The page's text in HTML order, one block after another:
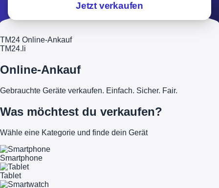
Jetzt verkaufen
TM24 Online-Ankauf
TM24.li
Online-Ankauf
Gebrauchte Geräte verkaufen. Einfach. Sicher. Fair.
Was möchtest du verkaufen?
Wähle eine Kategorie und finde dein Gerät
Smartphone
Tablet